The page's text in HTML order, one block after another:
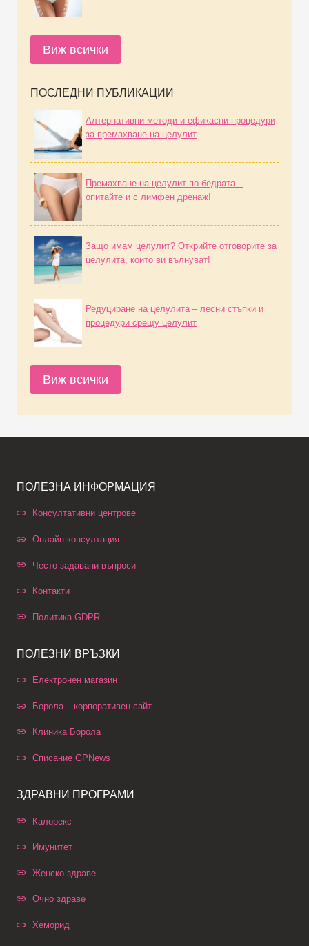
Виж всички
ПОСЛЕДНИ ПУБЛИКАЦИИ
Алтернативни методи и ефикасни процедури
за премахване на целулит
Премахване на целулит по бедрата –
опитайте и с лимфен дренаж!
Защо имам целулит? Открийте отговорите за
целулита, които ви вълнуват!
Редуциране на целулита – лесни стъпки и
процедури срещу целулит
Виж всички
ПОЛЕЗНА ИНФОРМАЦИЯ
Консултативни центрове
Онлайн консултация
Често задавани въпроси
Контакти
Политика GDPR
ПОЛЕЗНИ ВРЪЗКИ
Електронен магазин
Борола – корпоративен сайт
Клиника Борола
Списание GPNews
ЗДРАВНИ ПРОГРАМИ
Калорекс
Имунитет
Женско здраве
Очно здраве
Хеморид